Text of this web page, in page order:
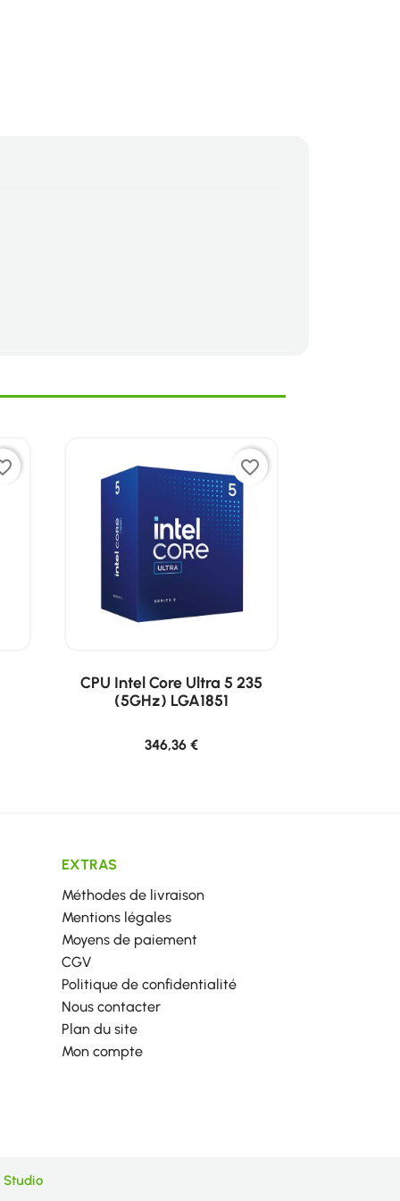
favorite_border
CPU Intel Core Ultra 5 235
(5GHz) LGA1851
346,36 €
EXTRAS
Méthodes de livraison
Mentions légales
Moyens de paiement
CGV
Politique de confidentialité
Nous contacter
Plan du site
Mon compte
Studio